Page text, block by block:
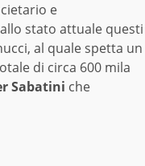
e
stato attuale questi
al quale spetta un
di circa 600 mila
Sabatini che